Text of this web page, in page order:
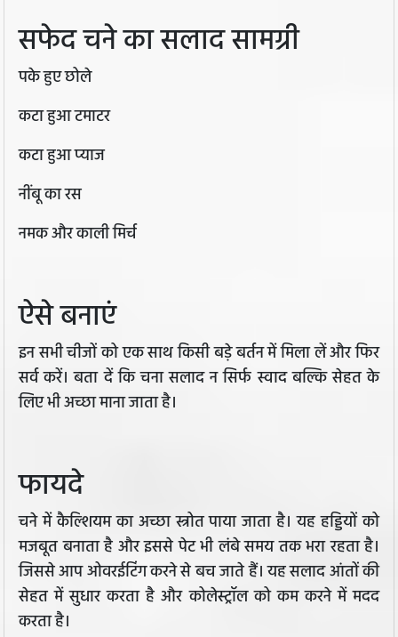
सफेद चने का सलाद सामग्री
पके हुए छोले
कटा हुआ टमाटर
कटा हुआ प्याज
नींबू का रस
नमक और काली मिर्च
ऐसे बनाएं
इन सभी चीजों को एक साथ किसी बड़े बर्तन में मिला लें और फिर
सर्व करें। बता दें कि चना सलाद न सिर्फ स्वाद बल्कि सेहत के
लिए भी अच्छा माना जाता है।
फायदे
चने में कैल्शियम का अच्छा स्त्रोत पाया जाता है। यह हड्डियों को
मजबूत बनाता है और इससे पेट भी लंबे समय तक भरा रहता है।
जिससे आप ओवरईटिंग करने से बच जाते हैं। यह सलाद आंतों की
सेहत में सुधार करता है और कोलेस्ट्रॉल को कम करने में मदद
करता है।